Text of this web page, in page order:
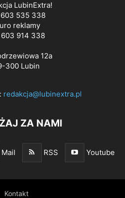
LubinExtra!
535 338
reklamy
914 338
12a
300 Lubin
redakcja@lubinextra.pl
ZA NAMI
Mail RSS Youtube
Kontakt